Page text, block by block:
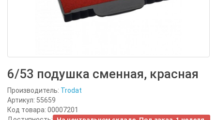
6/53 подушка сменная, красная
Производитель: Trodat
Артикул: 55659
Код товара: 00007201